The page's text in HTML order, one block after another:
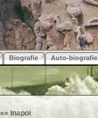
Biografie Auto-biografie
«« inapoi